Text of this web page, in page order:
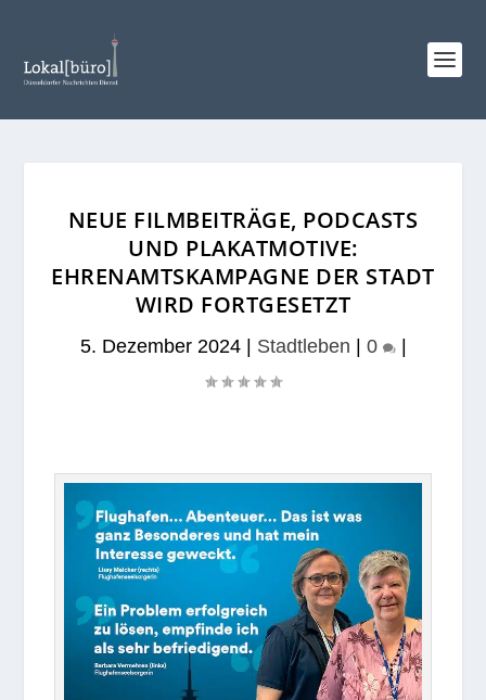
NEUE FILMBEITRÄGE, PODCASTS
UND PLAKATMOTIVE:
EHRENAMTSKAMPAGNE DER STADT
WIRD FORTGESETZT
5. Dezember 2024| Stadtleben 0 |